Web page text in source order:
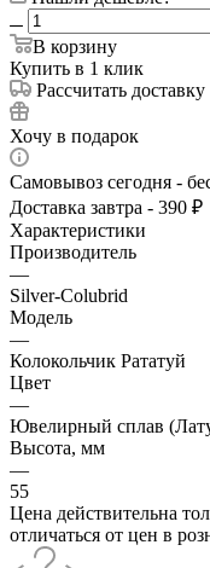
В корзину
Купить в 1 клик
Рассчитать доставку
Хочу в подарок
Самовывоз сегодня -
Доставка завтра - 390 ₽
Характеристики
Производитель
—
Silver-Colubrid
Модель
—
Колокольчик Рататуй
Цвет
—
Ювелирный сплав
Высота, мм
—
55
Цена действительна
отличаться от цен в